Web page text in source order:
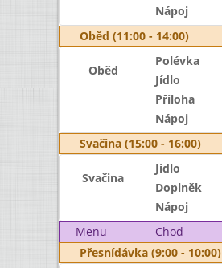
Nápoj
Oběd (11:00 - 14:00)
Oběd
Polévka
Jídlo
Příloha
Nápoj
Svačina (15:00 - 16:00)
Svačina
Jídlo
Doplněk
Nápoj
Menu
Chod
Přesnídávka (9:00 - 10:00)